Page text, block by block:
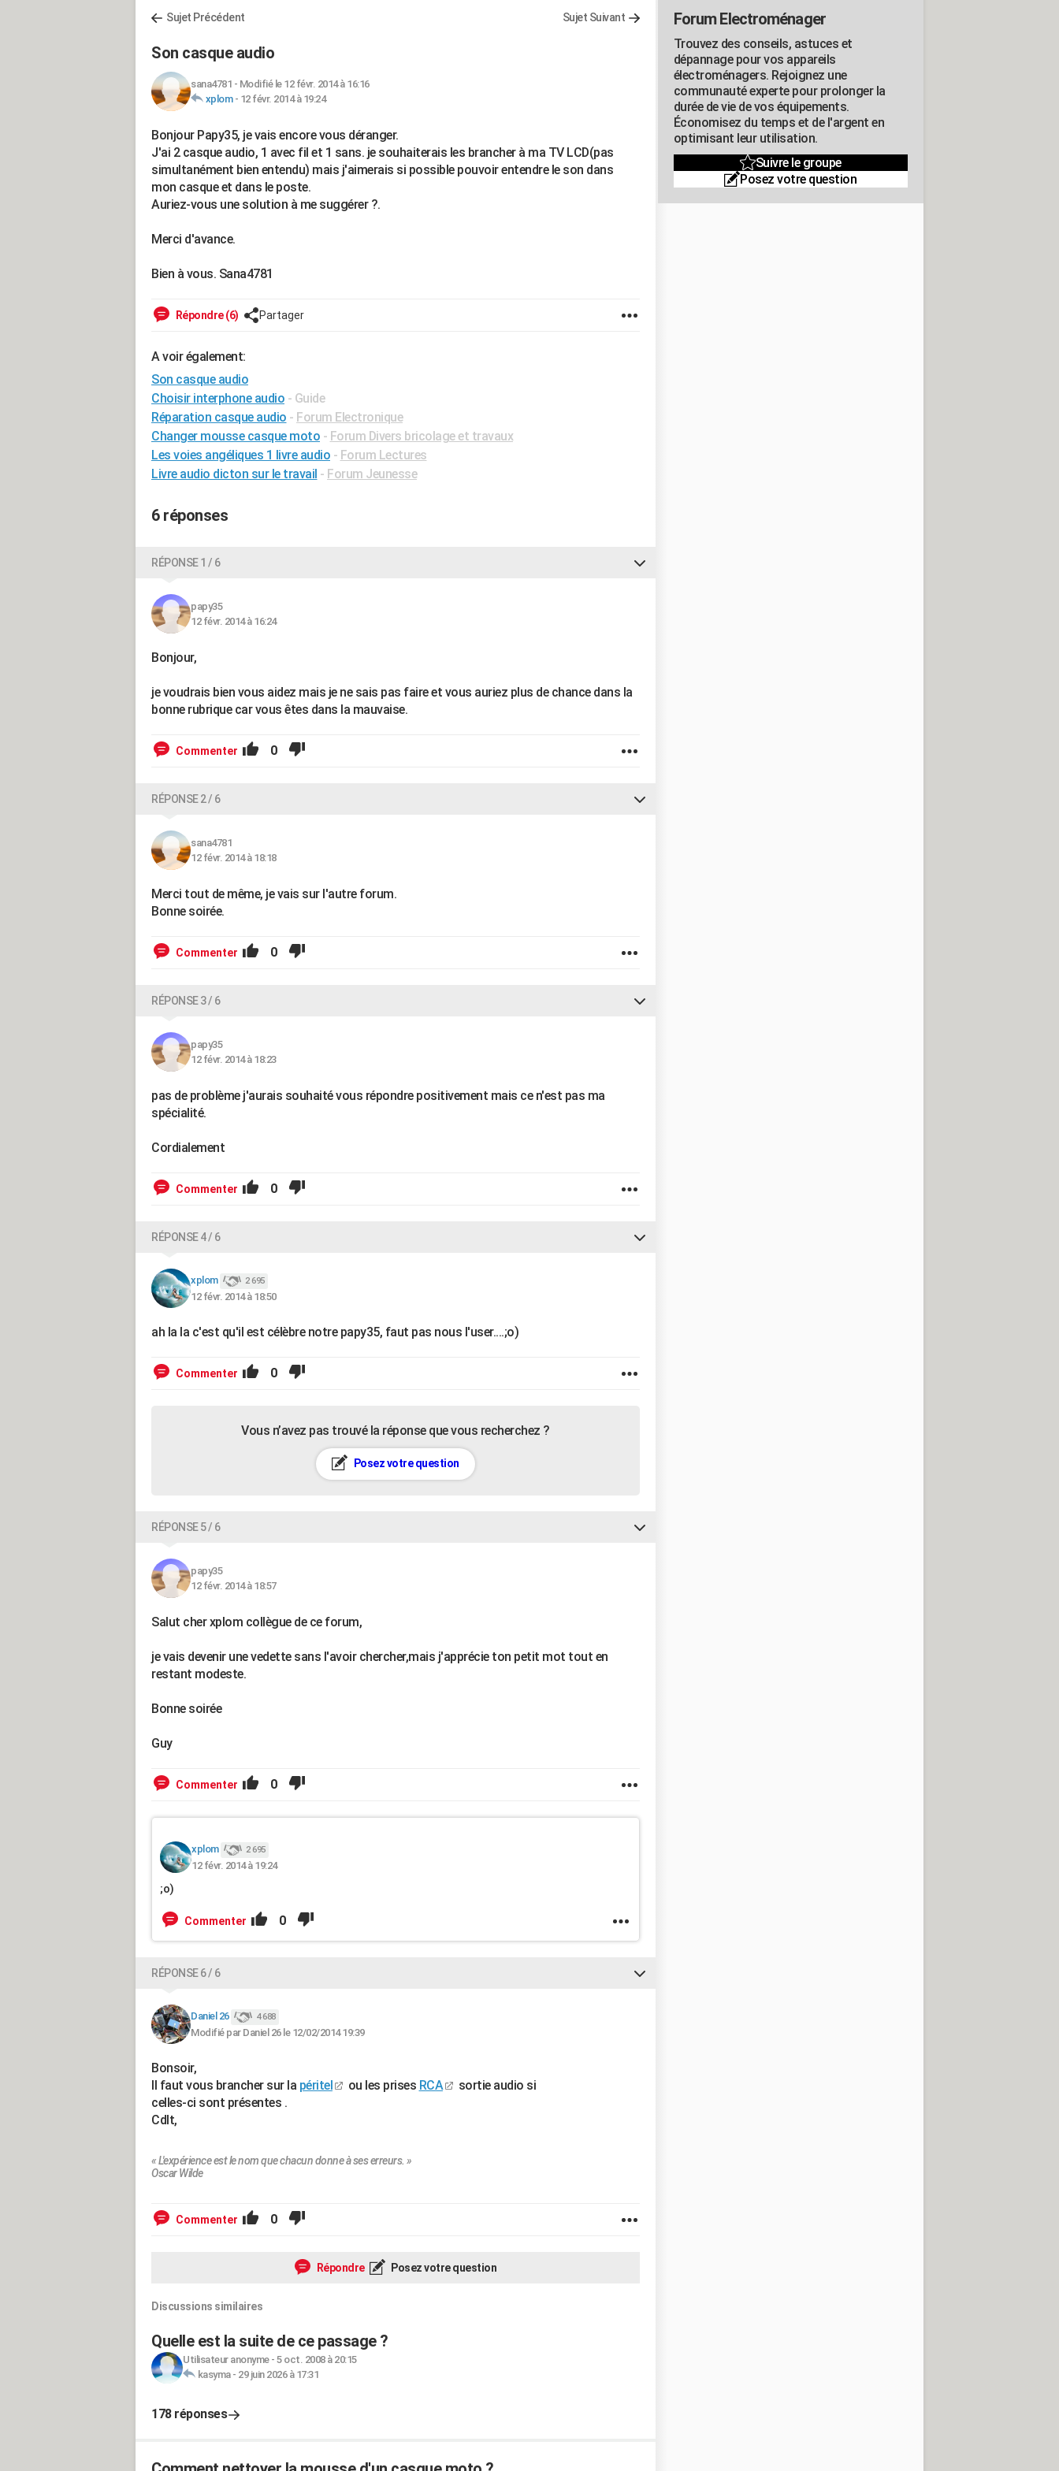
Sujet Précédent Sujet Suivant
Son casque audio
sana4781 - Modifié le 12 févr. 2014 à 16:16
xplom- 12 févr. 2014 à 19:24
Bonjour Papy35, je vais encore vous déranger.
J'ai 2 casque audio, 1 avec fil et 1 sans. je souhaiterais les brancher à ma TV LCD(pas
simultanément bien entendu) mais j'aimerais si possible pouvoir entendre le son dans
mon casque et dans le poste.
Auriez-vous une solution à me suggérer ?.
Merci d'avance.
Bien à vous. Sana4781
Répondre (6) Partager
A voir également:
Son casque audio
Choisir interphone audio - Guide
Réparation casque audio - Forum Electronique
Changer mousse casque moto - Forum Divers bricolage et travaux
Les voies angéliques 1 livre audio - Forum Lectures
Livre audio dicton sur le travail - Forum Jeunesse
6 réponses
RÉPONSE 1 / 6
papy35
12 févr. 2014 à 16:24
Bonjour,
je voudrais bien vous aidez mais je ne sais pas faire et vous auriez plus de chance dans la
bonne rubrique car vous êtes dans la mauvaise.
Commenter 0
RÉPONSE 2 / 6
sana4781
12 févr. 2014 à 18:18
Merci tout de même, je vais sur l'autre forum.
Bonne soirée.
Commenter 0
RÉPONSE 3 / 6
papy35
12 févr. 2014 à 18:23
pas de problème j'aurais souhaité vous répondre positivement mais ce n'est pas ma
spécialité.
Cordialement
Commenter 0
RÉPONSE 4 / 6
xplom 2 695
12 févr. 2014 à 18:50
ah la la c'est qu'il est célèbre notre papy35, faut pas nous l'user....;o)
Commenter 0
Vous n’avez pas trouvé la réponse que vous recherchez ?
Posez votre question
RÉPONSE 5 / 6
papy35
12 févr. 2014 à 18:57
Salut cher xplom collègue de ce forum,
je vais devenir une vedette sans l'avoir chercher,mais j'apprécie ton petit mot tout en
restant modeste.
Bonne soirée
Guy
Commenter 0
xplom 2 695
12 févr. 2014 à 19:24
;o)
Commenter 0
RÉPONSE 6 / 6
Daniel 26 4 688
Modifié par Daniel 26 le 12/02/2014 19:39
Bonsoir,
Il faut vous brancher sur la péritel ou les prises RCA
sortie audio si
celles-ci sont présentes .
Cdlt,
« L'expérience est le nom que chacun donne à ses erreurs. »
Oscar Wilde
Commenter 0
Répondre Posez votre question
Discussions similaires
Quelle est la suite de ce passage ?
Utilisateur anonyme- 5 oct. 2008 à 20:15
kasyma- 29 juin 2026 à 17:31
178 réponses
Forum Electroménager
Trouvez des conseils, astuces et
dépannage pour vos appareils
électroménagers. Rejoignez une
communauté experte pour prolonger la
durée de vie de vos équipements.
Économisez du temps et de l'argent en
optimisant leur utilisation.
Suivre le groupe
Posez votre question